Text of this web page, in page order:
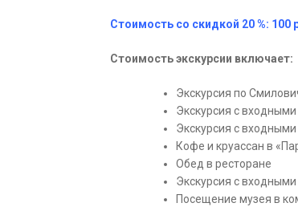
Стоимость со скидкой 20 %: 100
Сто­и­мость экс­кур­сии вклю­ча­ет:
Экс­курсия по
Экс­кур­сия с
Экс­кур­сия с
Кофе и круассан в
Обед в ре­сто­ра­не
Экс­кур­сия с
По­се­ще­ние му­зея в